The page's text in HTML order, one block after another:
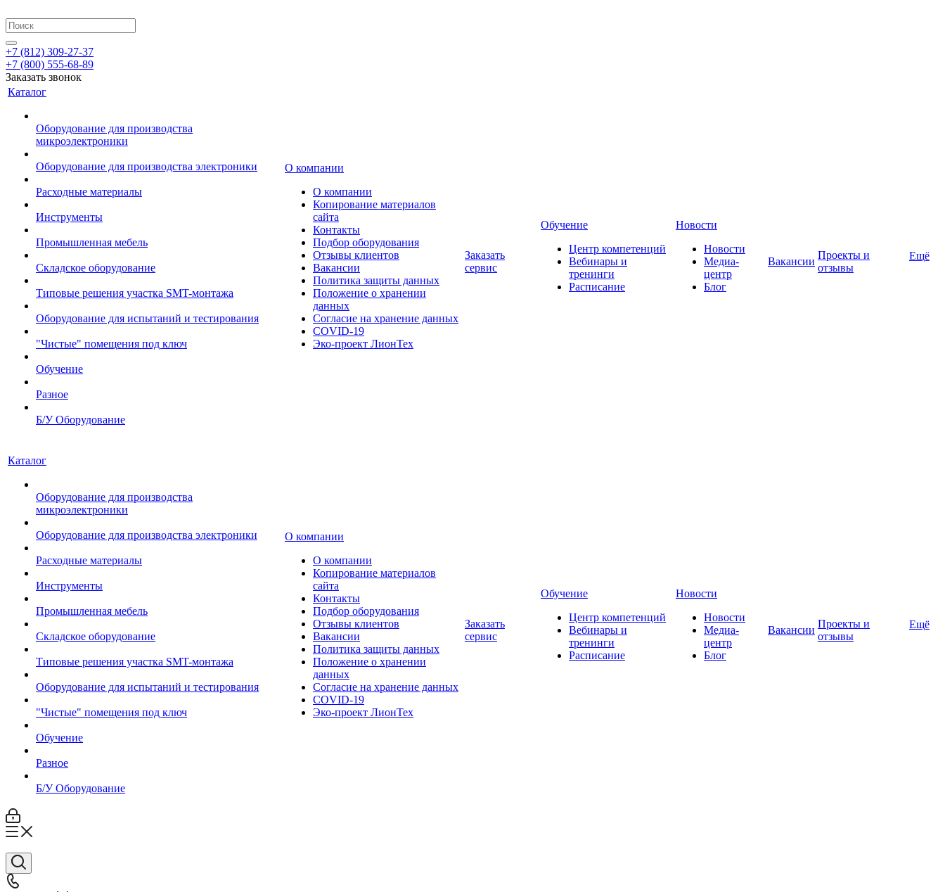
+7 (812) 309-27-37
+7 (800) 555-68-89
Заказать звонок
Каталог
Оборудование для производства
микроэлектроники
Оборудование для производства электроники
Расходные материалы
Инструменты
Промышленная мебель
Складское оборудование
Типовые решения участка SMT-монтажа
Оборудование для испытаний и тестирования
"Чистые" помещения под ключ
Обучение
Разное
Б/У Оборудование
О компании
О компании
Копирование материалов
сайта
Контакты
Подбор оборудования
Отзывы клиентов
Вакансии
Политика защиты данных
Положение о хранении
данных
Согласие на хранение данных
COVID-19
Эко-проект ЛионТех
Заказать
сервис
Обучение
Центр компетенций
Вебинары и
тренинги
Расписание
Новости
Новости
Медиа-
центр
Блог
Вакансии
Проекты и
отзывы
Ещё
Каталог
Оборудование для производства
микроэлектроники
Оборудование для производства электроники
Расходные материалы
Инструменты
Промышленная мебель
Складское оборудование
Типовые решения участка SMT-монтажа
Оборудование для испытаний и тестирования
"Чистые" помещения под ключ
Обучение
Разное
Б/У Оборудование
О компании
О компании
Копирование материалов
сайта
Контакты
Подбор оборудования
Отзывы клиентов
Вакансии
Политика защиты данных
Положение о хранении
данных
Согласие на хранение данных
COVID-19
Эко-проект ЛионТех
Заказать
сервис
Обучение
Центр компетенций
Вебинары и
тренинги
Расписание
Новости
Новости
Медиа-
центр
Блог
Вакансии
Проекты и
отзывы
Ещё